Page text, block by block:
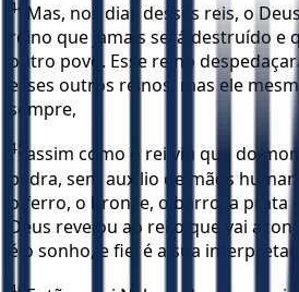
44 Mas, nos dias desses reis, o
reino que jamais será destruído e
outro povo. Esse reino
esses outros reinos, mas ele
sempre,
45 assim como o rei viu que do
pedra, sem auxílio de mãos
o ferro, o bronze, o barro, a prata
Deus revelou ao rei o que vai
é o sonho, e fiel é a sua